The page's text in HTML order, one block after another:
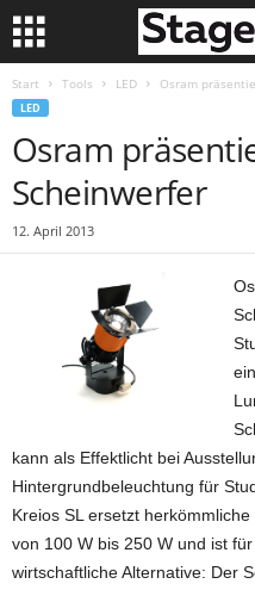
Start Tools LED Osram
LED
Osram
Scheinwerfer
12. April 2013
kann als Effektlicht bei
Hintergrundbeleuchtung für
Kreios SL ersetzt
von 100 W bis 250 W und ist
wirtschaftliche Alternative: Der